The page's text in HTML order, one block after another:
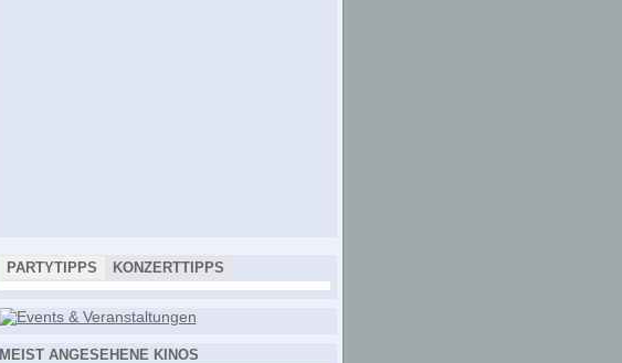
PARTYTIPPS KONZERTTIPPS
MEIST ANGESEHENE KINOS